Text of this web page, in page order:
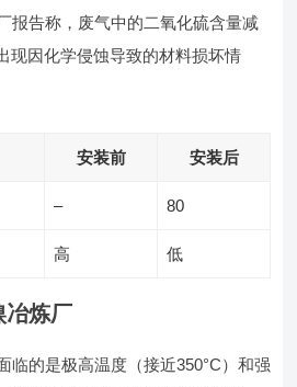
报告称，废气中的二氧化硫含量减
现因化学侵蚀导致的材料损坏情
安装前 安装后
– 80
高 低
冶炼厂
临的是极高温度（接近350°C）和强